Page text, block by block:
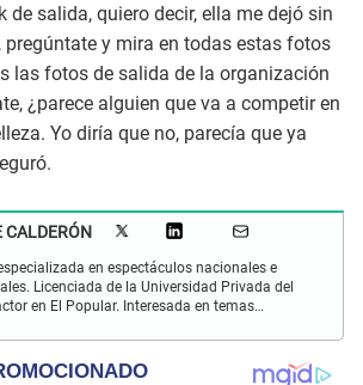
de salida, quiero decir, ella me dejó sin
pregúntate y mira en todas estas fotos
las fotos de salida de la organización
¿parece alguien que va a competir en
Yo diría que no, parecía que ya
CALDERÓN
en espectáculos nacionales e
Licenciada de la Universidad Privada del
en El Popular. Interesada en temas